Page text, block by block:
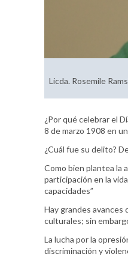
Licda. Rosemile
¿Por qué celebrar el
8 de marzo 1908 en
¿Cuál fue su delito?
Como bien plantea la
participación en la
capacidades”
Hay grandes avances
culturales; sin
La lucha por la
discriminación y